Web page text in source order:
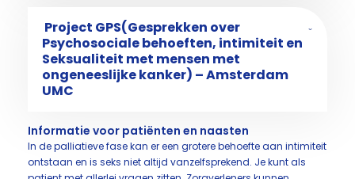
Project GPS(Gesprekken over
Psychosociale behoeften, intimiteit en
Seksualiteit met mensen met
ongeneeslijke kanker) – Amsterdam
UMC
Informatie voor patiënten en naasten
In de palliatieve fase kan er een grotere behoefte aan intimiteit
ontstaan en is seks niet altijd vanzelfsprekend. Je kunt als